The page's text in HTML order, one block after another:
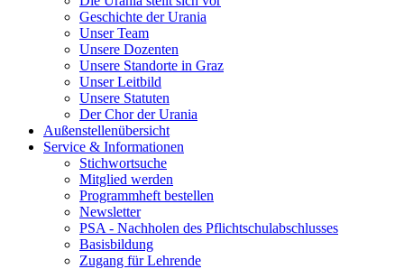
Geschichte der Urania
Unser Team
Unsere Dozenten
Unsere Standorte in Graz
Unser Leitbild
Unsere Statuten
Der Chor der Urania
Außenstellenübersicht
Service & Informationen
Stichwortsuche
Mitglied werden
Programmheft bestellen
Newsletter
PSA - Nachholen des Pflichtschulabschlusses
Basisbildung
Zugang für Lehrende